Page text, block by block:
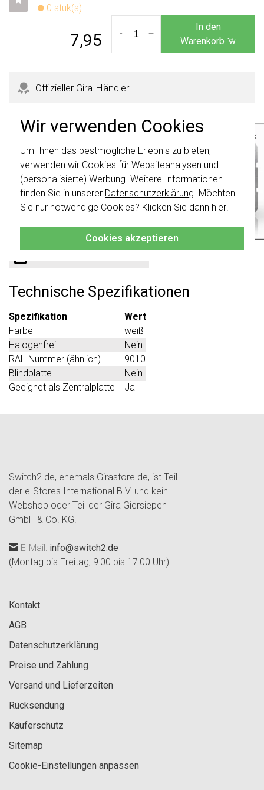
Wir verwenden Cookies
Um Ihnen das bestmögliche Erlebnis zu bieten,
verwenden wir Cookies für Websiteanalysen und
(personalisierte) Werbung. Weitere Informationen
finden Sie in unserer Datenschutzerklärung. Möchten
Sie nur notwendige Cookies? Klicken Sie dann hier.
Cookies akzeptieren
0 stuk(s)
7,95 +
-
In den
Warenkorb
Offizieller Gira-Händler
365 Tage Rückgaberecht
Sicher kaufen mit Käuferschutz
Schnelle Lieferzeiten
Produktbeschreibung
Technische Spezifikationen
Spezifikation
Wert
Farbe
weiß
Halogenfrei
Nein
RAL-Nummer (ähnlich)
9010
Blindplatte
Nein
Geeignet als Zentralplatte
Ja
Switch2.de, ehemals Girastore.de, ist Teil
der e-Stores International B.V. und kein
Webshop oder Teil der Gira Giersiepen
GmbH & Co. KG.
E-Mail: info@switch2.de
(Montag bis Freitag, 9:00 bis 17:00 Uhr)
Kontakt
AGB
Datenschutzerklärung
Preise und Zahlung
Versand und Lieferzeiten
Rücksendung
Käuferschutz
Sitemap
Cookie-Einstellungen anpassen
×
Wichtig: Gira Schalter und
Schalterwippen wurden erneuert. Sie sind
2024 kombinierbar.
Klicken Sie hier
für weitere Informationen,
damit Sie immer das Richtige bestellen.